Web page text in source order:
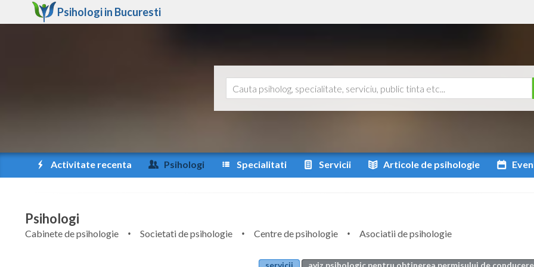
Psihologi in Bucuresti
Activitate recenta Psihologi Specialitati Servicii Articole de psihologie
Psihologi
Cabinete de psihologie Societati de psihologie Centre de psihologie
Asociatii de psihologie
servicii
aviz psihologic pentru obtinerea permisului de